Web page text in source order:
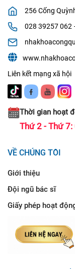
256 Cống
028 39257 062
Liên kết mạng xã hội
Thời gian hoạt
Thứ 2 - Thứ 7:
VỀ CHÚNG TÔI
Giới thiệu
Đội ngũ bác sĩ
Giấy phép hoạt